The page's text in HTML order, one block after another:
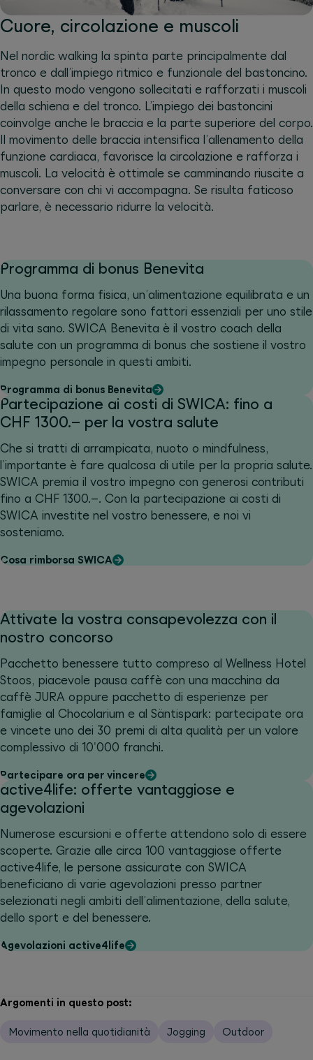
Cuore, circolazione e muscoli
Nel nordic walking la spinta parte principalmente dal
tronco e dall’impiego ritmico e funzionale del bastoncino.
In questo modo vengono sollecitati e rafforzati i muscoli
della schiena e del tronco. L’impiego dei bastoncini
coinvolge anche le braccia e la parte superiore del corpo.
Il movimento delle braccia intensifica l’allenamento della
funzione cardiaca, favorisce la circolazione e rafforza i
muscoli. La velocità è ottimale se camminando riuscite a
conversare con chi vi accompagna. Se risulta faticoso
parlare, è necessario ridurre la velocità.
Programma di bonus Benevita
Una buona forma fisica, un’alimentazione equilibrata e un
rilassamento regolare sono fattori essenziali per uno stile
di vita sano. SWICA Benevita è il vostro coach della
salute con un programma di bonus che sostiene il vostro
impegno personale in questi ambiti.
Programma di bonus Benevita
Partecipazione ai costi di SWICA: fino a
CHF 1300.– per la vostra salute
Che si tratti di arrampicata, nuoto o mindfulness,
l’importante è fare qualcosa di utile per la propria salute.
SWICA premia il vostro impegno con generosi contributi
fino a CHF 1300.–. Con la partecipazione ai costi di
SWICA investite nel vostro benessere, e noi vi
sosteniamo.
Cosa rimborsa SWICA
Attivate la vostra consapevolezza con il
nostro concorso
Pacchetto benessere tutto compreso al Wellness Hotel
Stoos, piacevole pausa caffè con una macchina da
caffè JURA oppure pacchetto di esperienze per
famiglie al Chocolarium e al Säntispark: partecipate ora
e vincete uno dei 30 premi di alta qualità per un valore
complessivo di 10'000 franchi.
Partecipare ora per vincere
active4life: offerte vantaggiose e
agevolazioni
Numerose escursioni e offerte attendono solo di essere
scoperte. Grazie alle circa 100 vantaggiose offerte
active4life, le persone assicurate con SWICA
beneficiano di varie agevolazioni presso partner
selezionati negli ambiti dell’alimentazione, della salute,
dello sport e del benessere.
Agevolazioni active4life
Argomenti in questo post:
Movimento nella quotidianità Jogging Outdoor